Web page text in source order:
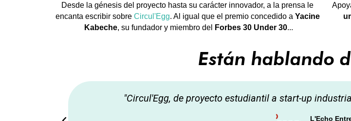
Desde la génesis del proyecto hasta su carácter innovador, a la prensa le
encanta escribir sobre Circul'Egg. Al igual que el premio concedido a Yacine
Kabeche, su fundador y miembro del Forbes 30 Under 30...
Están hablando
"Circul'Egg, de proyecto estudiantil a start-up
L'Echo